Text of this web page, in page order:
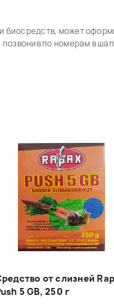
может
по номерам в
от слизней
5 GB, 250 г